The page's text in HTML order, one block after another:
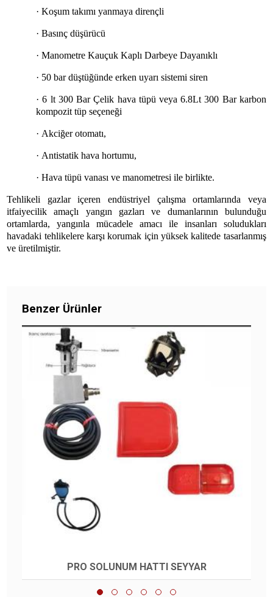
·Koşum takımı yanmaya dirençli
·Basınç düşürücü
·Manometre Kauçuk Kaplı Darbeye Dayanıklı
· 50 bar düştüğünde erken uyarı sistemi siren
·6 lt 300 Bar Çelik hava tüpü veya 6.8Lt 300 Bar karbon
kompozit tüp seçeneği
· Akciğer otomatı,
· Antistatik hava hortumu,
·Hava tüpü vanası ve manometresi ile birlikte.
Tehlikeli gazlar içeren endüstriyel çalışma ortamlarında veya
itfaiyecilik amaçlı yangın gazları ve dumanlarının bulunduğu
ortamlarda, yangınla mücadele amacı ile insanları soludukları
havadaki tehlikelere karşı korumak için yüksek kalitede tasarlanmış
ve üretilmiştir.
Benzer Ürünler
PRO SOLUNUM HATTI SEYYAR